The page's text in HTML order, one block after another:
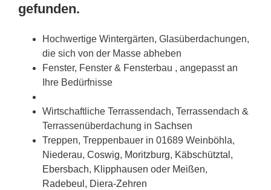
gefunden.
Hochwertige Wintergärten, Glasüberdachungen,
die sich von der Masse abheben
Fenster, Fenster & Fensterbau , angepasst an
Ihre Bedürfnisse
Wirtschaftliche Terrassendach, Terrassendach &
Terrassenüberdachung in Sachsen
Treppen, Treppenbauer in 01689 Weinböhla,
Niederau, Coswig, Moritzburg, Käbschütztal ,
Ebersbach, Klipphausen oder Meißen,
Radebeul , Diera-Zehren